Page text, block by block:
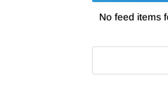
No feed items